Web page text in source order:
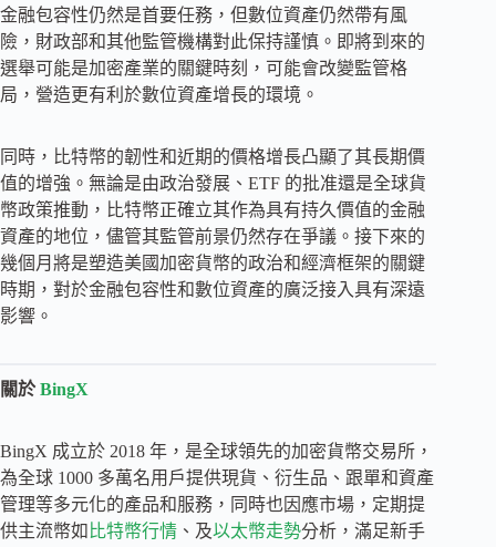
金融包容性仍然是首要任務，但數位資產仍然帶有風
險，財政部和其他監管機構對此保持謹慎。即將到來的
選舉可能是加密產業的關鍵時刻，可能會改變監管格
局，營造更有利於數位資產增長的環境。
同時，比特幣的韌性和近期的價格增長凸顯了其長期價
值的增強。無論是由政治發展、ETF 的批准還是全球貨
幣政策推動，比特幣正確立其作為具有持久價值的金融
資產的地位，儘管其監管前景仍然存在爭議。接下來的
幾個月將是塑造美國加密貨幣的政治和經濟框架的關鍵
時期，對於金融包容性和數位資產的廣泛接入具有深遠
影響。
關於 BingX
BingX 成立於 2018 年，是全球領先的加密貨幣交易所，
為全球 1000 多萬名用戶提供現貨、衍生品、跟單和資產
管理等多元化的產品和服務，同時也因應市場，定期提
供主流幣如 比特幣行情 、及以太幣走勢分析，滿足新手